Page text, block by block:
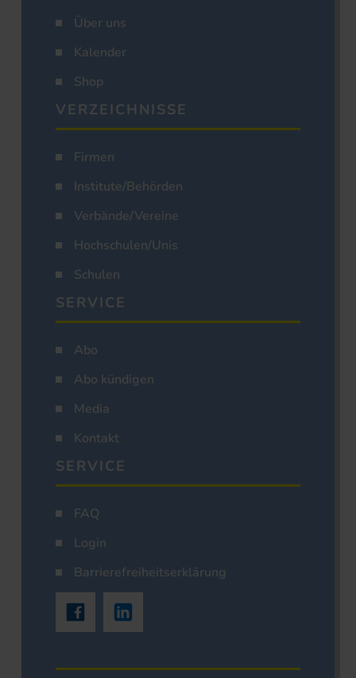
Über uns
Kalender
Shop
VERZEICHNISSE
Firmen
Institute/Behörden
Verbände/Vereine
Hochschulen/Unis
Schulen
SERVICE
Abo
Abo kündigen
Media
Kontakt
SERVICE
FAQ
Login
Barrierefreiheitserklärung